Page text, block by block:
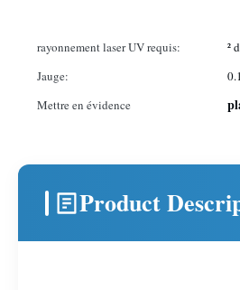
rayonnement laser UV requis:
²
Jauge:
Mettre en évidence
Product